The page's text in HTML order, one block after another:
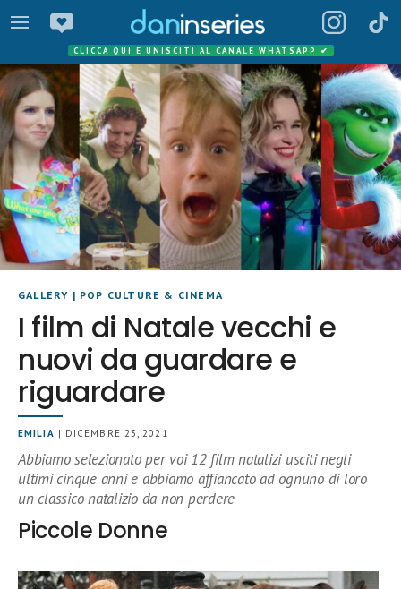
CLICCA QUI E UNISCITI AL CANALE WHATSAPP ✔
GALLERY | POP CULTURE & CINEMA
I film di Natale vecchi e
nuovi da guardare e
riguardare
EMILIA | DICEMBRE 23, 2021
Abbiamo selezionato per voi 12 film natalizi usciti negli
ultimi cinque anni e abbiamo affiancato ad ognuno di loro
un classico natalizio da non perdere
Piccole Donne